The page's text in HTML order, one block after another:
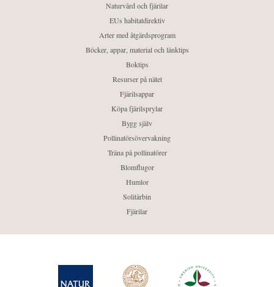
Naturvård och fjärilar
EUs habitatdirektiv
Arter med åtgärdsprogram
Böcker, appar, material och länktips
Boktips
Resurser på nätet
Fjärilsappar
Köpa fjärilsprylar
Bygg själv
Pollinatörsövervakning
Träna på pollinatörer
Blomflugor
Humlor
Solitärbin
Fjärilar